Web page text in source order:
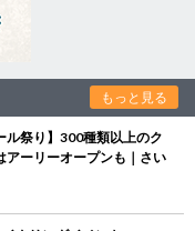
もっと見る
ル祭り】300種類以上のク
アーリーオープンも｜さい